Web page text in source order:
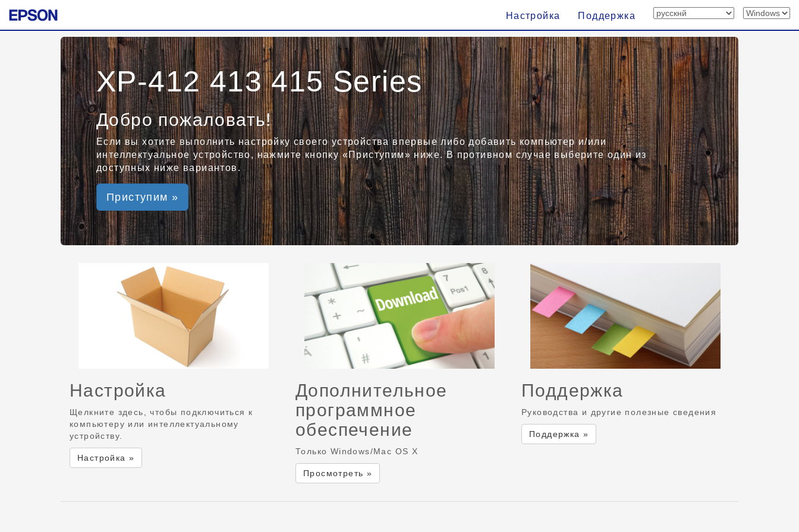
Настройка Поддержка
XP-412 413 415 Series
Добро пожаловать!
Если вы хотите выполнить настройку своего устройства впервые либо добавить компьютер и/или
интеллектуальное устройство, нажмите кнопку «Приступим» ниже. В противном случае выберите один из
доступных ниже вариантов.
Приступим »
Настройка
Щелкните здесь, чтобы подключиться к
компьютеру или интеллектуальному
устройству.
Настройка »
Дополнительное
программное
обеспечение
Только Windows/Mac OS X
Просмотреть »
Поддержка
Руководства и другие полезные сведения
Поддержка »